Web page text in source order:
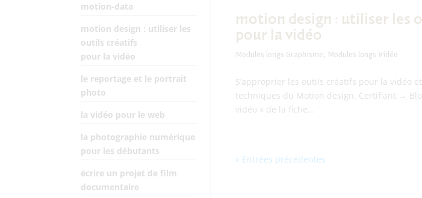
motion design : utiliser les
pour la vidéo
Modules longs Graphisme , Modules longs Vidéo
S’approprier les outils créatifs pour la vidéo
techniques du Motion design. Certifiant →
vidéo » de la fiche...
« Entrées précédentes
motion-data
motion design : utiliser les
outils créatifs
pour la vidéo
le reportage et le portrait
photo
la vidéo pour le web
la photographie numérique
pour les débutants
écrire un projet de film
documentaire